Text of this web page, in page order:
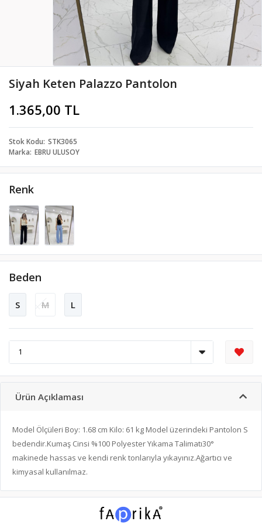
Siyah Keten Palazzo Pantolon
1.365,00 TL
Stok Kodu STK3065
Marka EBRU ULUSOY
Renk
Beden
S M L
Ürün Açıklaması
Model Ölçüleri Boy: 1.68 cm Kilo: 61 kg Model üzerindeki Pantolon S
bedendir.Kumaş Cinsi %100 Polyester Yıkama Talimatı30°
makinede hassas ve kendi renk tonlarıyla yıkayınız.Ağartıcı ve
kimyasal kullanılmaz.